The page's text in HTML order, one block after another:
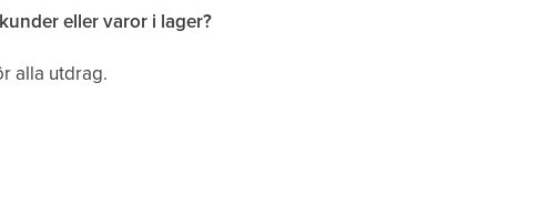
eller varor i lager?
alla utdrag.